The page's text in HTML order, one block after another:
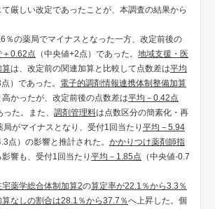
厳しい改定であったことが、本調査の結果から
％の薬局でマイナスとなった一方、改定前後の
＋0.62点 （中央値+2点）であった。 地域支援・医
算は、改定前の関連加算と比較して点数差は平均
）であった。 電子的調剤情報連携体制整備加算
かったが、改定前後の点数差は平均－0.42点
た。また、 調剤管理料は点数区分の簡素化・再
がマイナスとなり、受付1回当たり 平均－5.94
点）の影響と推計された。 かかりつけ薬剤師指
響も、受付1回当たり 平均－1.85点 （中央値-0.7
宅薬学総合体制加算2の算定率が22.1％から3.3％
算なしの割合は28.1％から37.7％へ上昇した。個